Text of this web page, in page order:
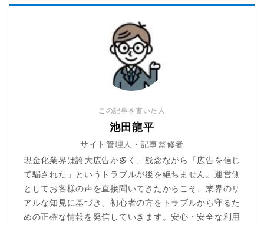
この記事を書いた人
池田龍平
サイト管理人・記事監修者
現金化業界は誇大広告が多く、残念ながら「広告を信じ
て騙された」というトラブルが後を絶ちません。運営側
としてお客様の声を直接聞いてきたからこそ、業界のリ
アルな知見に基づき、初心者の方をトラブルから守るた
めの正確な情報を発信していきます。安心・安全な利用